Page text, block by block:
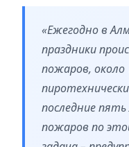
«Ежегодно в
праздники
пожаров, около
последние
пожаров по